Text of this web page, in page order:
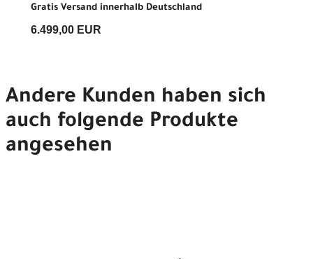
Gratis Versand innerhalb Deutschland
6.499,00 EUR
Andere Kunden haben sich
auch folgende Produkte
angesehen